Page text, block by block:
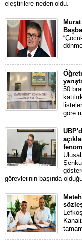
eleştirilere neden oldu.
yarıştı
50
göre
görevlerinin başında